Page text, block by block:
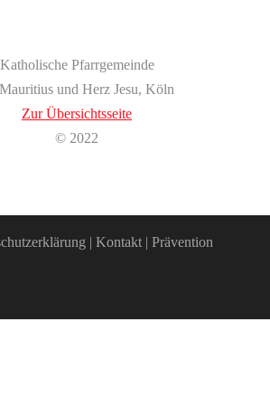
Katholische Pfarrgemeinde
und Herz Jesu, Köln
Zur Übersichtsseite
© 2022
| Kontakt| Prävention